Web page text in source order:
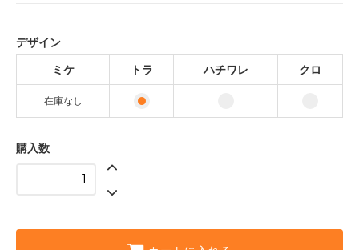
デザイン
ミケ
トラ ハチワレ クロ
在庫なし
購入数